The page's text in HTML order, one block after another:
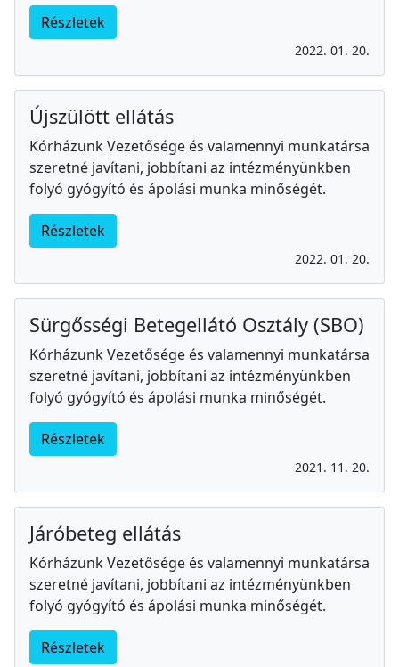
Részletek
2022. 01. 20.
Újszülött ellátás
Kórházunk Vezetősége és valamennyi munkatársa
szeretné javítani, jobbítani az intézményünkben
folyó gyógyító és ápolási munka minőségét.
Részletek
2022. 01. 20.
Sürgősségi Betegellátó Osztály (SBO)
Kórházunk Vezetősége és valamennyi munkatársa
szeretné javítani, jobbítani az intézményünkben
folyó gyógyító és ápolási munka minőségét.
Részletek
2021. 11. 20.
Járóbeteg ellátás
Kórházunk Vezetősége és valamennyi munkatársa
szeretné javítani, jobbítani az intézményünkben
folyó gyógyító és ápolási munka minőségét.
Részletek